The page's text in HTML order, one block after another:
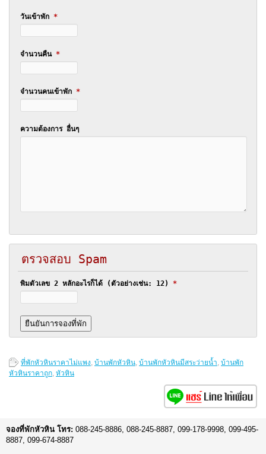
วันเข้าพัก *
จำนวนคืน *
จำนวนคนเข้าพัก *
ความต้องการ อื่นๆ
ตรวจสอบ Spam
พิมตัวเลข 2 หลักอะไรก็ได้ (ตัวอย่างเช่น: 12) *
ที่พักหัวหินราคาไม่แพง, บ้านพักหัวหิน, บ้านพักหัวหินมีสระว่ายน้ำ, บ้านพัก
หัวหินราคาถูก, หัวหิน
จองที่พักหัวหิน โทร: 088-245-8886, 088-245-8887, 099-178-9998, 099-495-
8887, 099-674-8887